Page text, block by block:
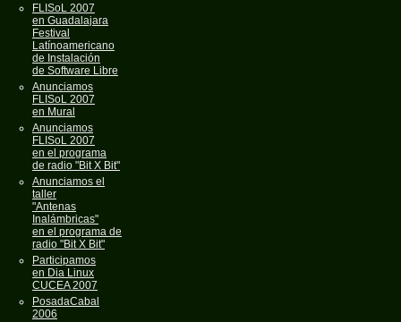
FLISoL 2007
en Guadalajara
Festival
Latínoamericano
de Instalación
de Software Libre
Anunciamos
FLISoL 2007
en Mural
Anunciamos
FLISoL 2007
en el programa
de radio "Bit X Bit"
Anunciamos el
taller
"Antenas
Inalámbricas"
en el programa de
radio "Bit X Bit"
Participamos
en Dia Linux
CUCEA 2007
PosadaCabal
2006